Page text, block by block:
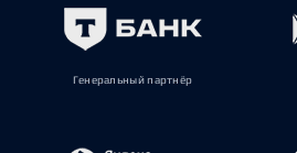
Генеральный партнёр